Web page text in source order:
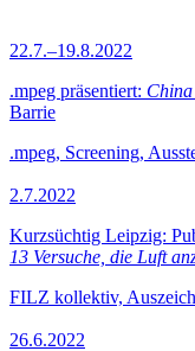
22.7.–19.8.2022
.mpeg präsentiert:
Barrie
.mpeg, Screening,
2.7.2022
Kurzsüchtig Leipzig:
13 Versuche, die Luft
FILZ kollektiv,
26.6.2022